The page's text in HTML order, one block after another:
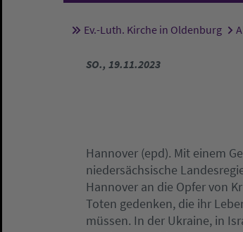
Sie sind hier:
Ev.-Luth. Kirche in Oldenburg
SO., 19.11.2023
Hannover (epd). Mit einem
niedersächsische
Hannover an die Opfer von
Toten gedenken, die ihr
müssen. In der Ukraine, in